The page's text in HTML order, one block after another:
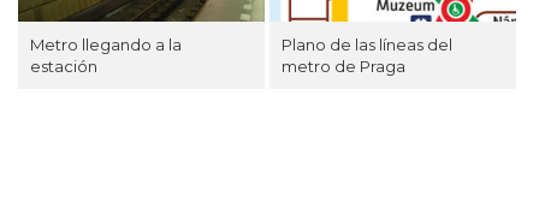
Metro llegando a la
estación
Plano de las líneas del
metro de Praga